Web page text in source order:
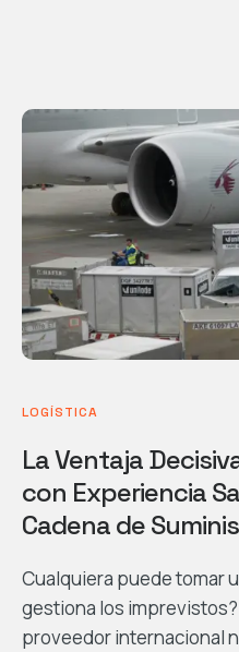
LOGÍSTICA
La Ventaja
con Experiencia
Cadena de
Cualquiera puede tomar
gestiona los
proveedor internacional